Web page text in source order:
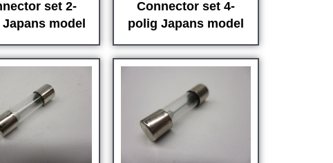
set 2-
model
Connector set 4-
polig Japans model